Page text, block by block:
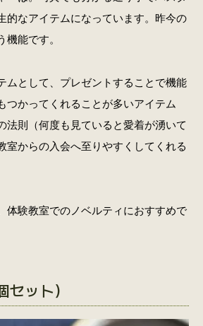
的なアイテムになっています。昨今の
能です。
ムとして、プレゼントすることで機能
つかってくれることが多いアイテム
法則（何度も見ていると愛着が湧いて
室からの入会へ至りやすくしてくれる
体験教室でのノベルティにおすすめで
ット）